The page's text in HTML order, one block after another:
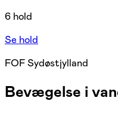
6 hold
Se hold
FOF Sydøstjylland
Bevægelse i